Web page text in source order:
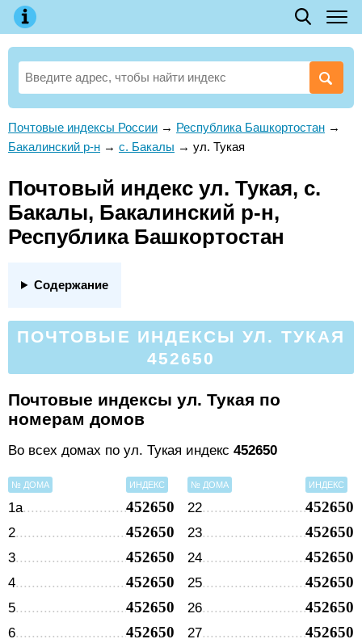
Почтовые индексы России → Республика Башкортостан →
Бакалинский р-н → с. Бакалы → ул. Тукая
Почтовый индекс ул. Тукая, с.
Бакалы, Бакалинский р-н,
Республика Башкортостан
Содержание
ПОЧТОВЫЕ ИНДЕКСЫ УЛ. ТУКАЯ
452650
Почтовые индексы ул. Тукая по
номерам домов
Во всех домах по ул. Тукая индекс 452650
№ ДОМА ИНДЕКС
1а 452650
2 452650
3 452650
4 452650
5 452650
6 452650
№ ДОМА ИНДЕКС
22 452650
23 452650
24 452650
25 452650
26 452650
27 452650